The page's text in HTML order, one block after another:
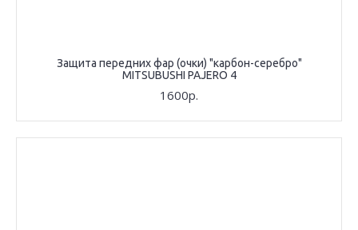
Защита передних фар (очки) "карбон-серебро"
MITSUBUSHI PAJERO 4
1600р.